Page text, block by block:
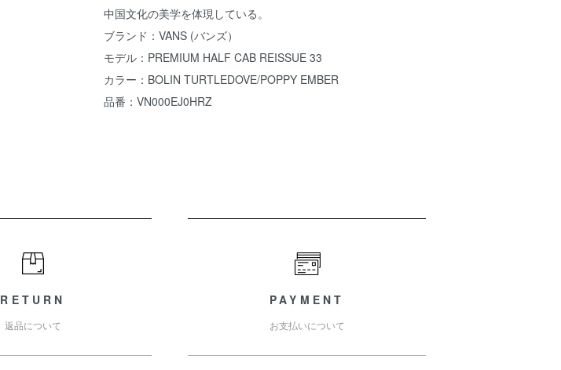
中国文化の美学を体現している。
ブランド：VANS (バンズ）
モデル：PREMIUM HALF CAB REISSUE 33
カラー：BOLIN TURTLEDOVE/POPPY EMBER
品番：VN000EJ0HRZ
RETURN
返品について
PAYMENT
お支払いについて